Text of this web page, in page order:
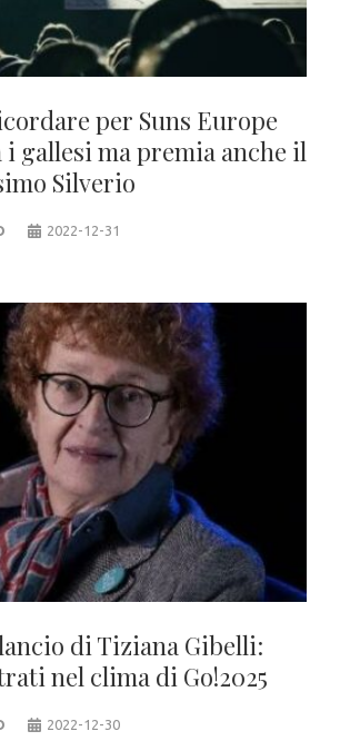
per Suns Europe
gallesi ma premia anche il
Silverio
2022-12-31
di Tiziana Gibelli:
nel clima di Go!2025
2022-12-30